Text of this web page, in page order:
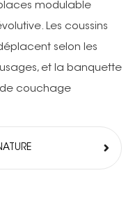
modulable
Les coussins
selon les
et la banquette
couchage